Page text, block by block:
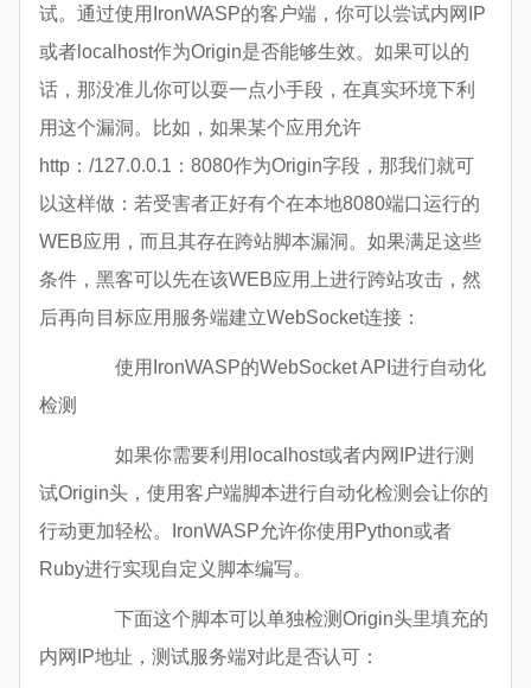
试。通过使用IronWASP的客户端，你可以尝试内网IP
或者localhost作为Origin是否能够生效。如果可以的
话，那没准儿你可以耍一点小手段，在真实环境下利
用这个漏洞。比如，如果某个应用允许
http：/127.0.0.1：8080作为Origin字段，那我们就可
以这样做：若受害者正好有个在本地8080端口运行的
WEB应用，而且其存在跨站脚本漏洞。如果满足这些
条件，黑客可以先在该WEB应用上进行跨站攻击，然
后再向目标应用服务端建立WebSocket连接：
使用IronWASP的WebSocket API进行自动化
检测
如果你需要利用localhost或者内网IP进行测
试Origin头，使用客户端脚本进行自动化检测会让你的
行动更加轻松。IronWASP允许你使用Python或者
Ruby进行实现自定义脚本编写。
下面这个脚本可以单独检测Origin头里填充的
内网IP地址，测试服务端对此是否认可：